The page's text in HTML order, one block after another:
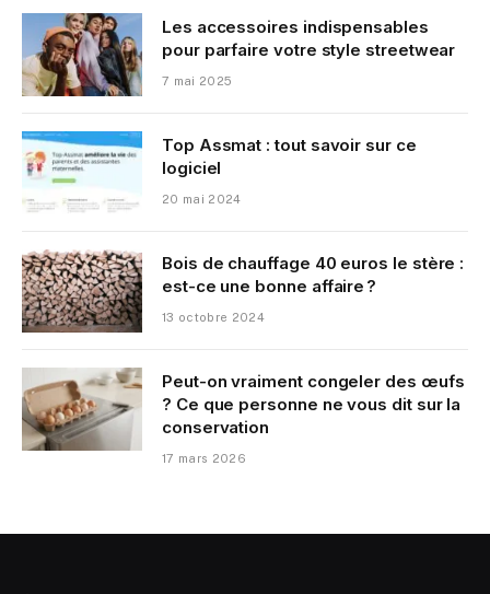
Les accessoires indispensables
pour parfaire votre style streetwear
7 mai 2025
Top Assmat : tout savoir sur ce
logiciel
20 mai 2024
Bois de chauffage 40 euros le stère :
est-ce une bonne affaire ?
13 octobre 2024
Peut-on vraiment congeler des œufs
? Ce que personne ne vous dit sur la
conservation
17 mars 2026